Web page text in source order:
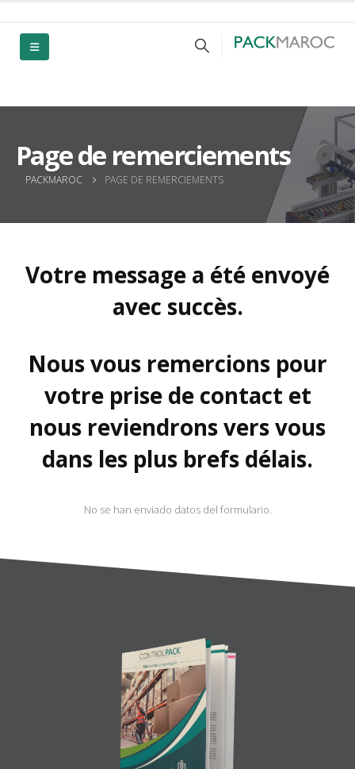
Page de remerciements
PACKMAROC PAGE DE REMERCIEMENTS
Votre message a été envoyé
avec succès.
Nous vous remercions pour
votre prise de contact et
nous reviendrons vers vous
dans les plus brefs délais.
No se han enviado datos del formulario.